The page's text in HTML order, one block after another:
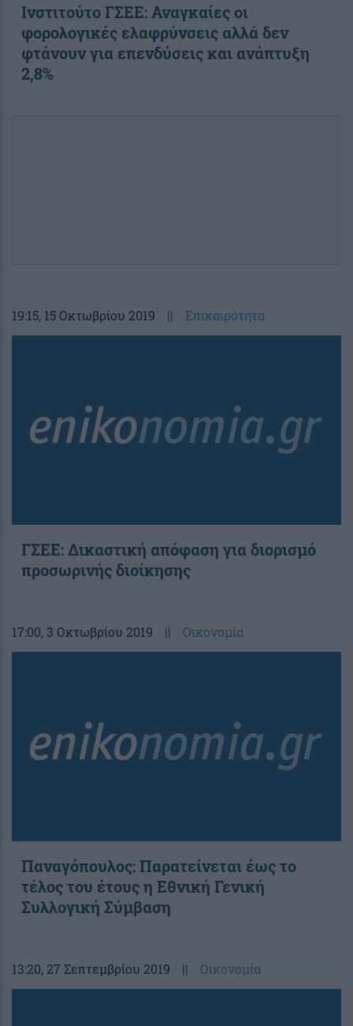
Ινστιτούτο ΓΣΕΕ: Αναγκαίες οι
φορολογικές ελαφρύνσεις αλλά δεν
φτάνουν για επενδύσεις και ανάπτυξη
2,8%
19:15, 15 Οκτωβρίου 2019 || Επικαιρότητα
ΓΣΕΕ: Δικαστική απόφαση για διορισμό
προσωρινής διοίκησης
17:00, 3 Οκτωβρίου 2019 || Οικονομία
Παναγόπουλος: Παρατείνεται έως το
τέλος του έτους η Εθνική Γενική
Συλλογική Σύμβαση
13:20, 27 Σεπτεμβρίου 2019 || Οικονομία